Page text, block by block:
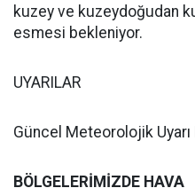
kuzey ve kuzeydoğudan
esmesi bekleniyor.
UYARILAR
Güncel Meteorolojik Uyarı
BÖLGELERİMİZDE HAVA